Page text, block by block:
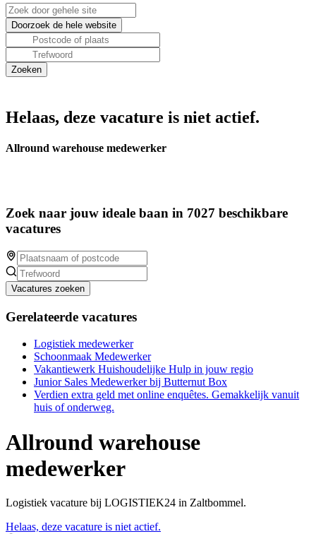
Helaas, deze vacature is niet actief.
Allround warehouse medewerker
Zoek naar jouw ideale baan in 7027 beschikbare
vacatures
Vacatures zoeken
Gerelateerde vacatures
Logistiek medewerker
Schoonmaak Medewerker
Vakantiewerk Huishoudelijke Hulp in jouw regio
Junior Sales Medewerker bij Butternut Box
Verdien extra geld met online enquêtes. Gemakkelijk vanuit
huis of onderweg.
Allround warehouse
medewerker
Logistiek vacature bij LOGISTIEK24 in Zaltbommel.
Helaas, deze vacature is niet actief.